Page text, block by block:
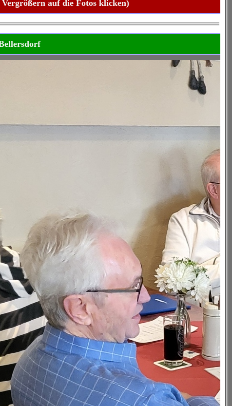
auf die Fotos klicken)